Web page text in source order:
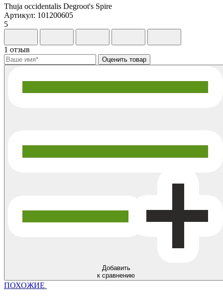
Thuja occidentalis Degroot's Spire
Артикул: 101200605
5
1 отзыв
Добавить
к сравнению
ПОХОЖИЕ